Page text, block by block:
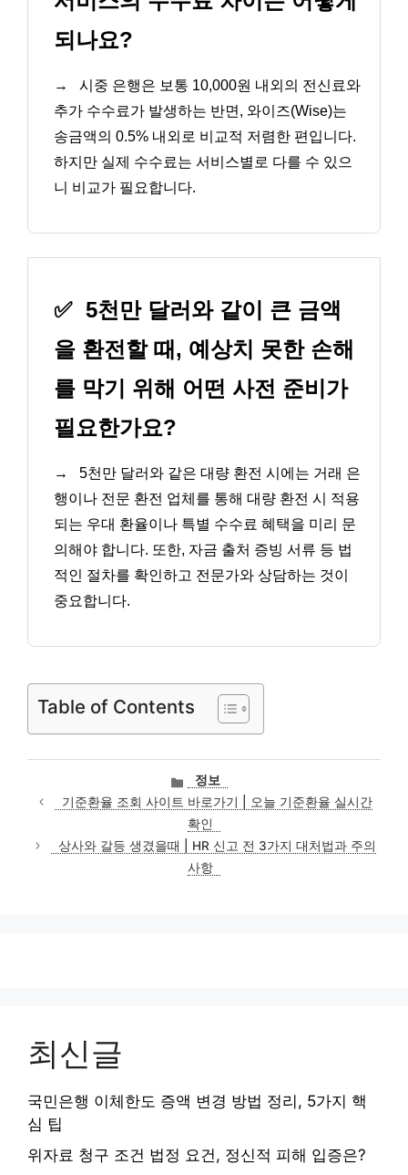
되나요?
→
시중 은행은 보통 10,000원 내외의 전신료와
추가 수수료가 발생하는 반면, 와이즈(Wise)는
송금액의 0.5% 내외로 비교적 저렴한 편입니다.
하지만 실제 수수료는 서비스별로 다를 수 있으
니 비교가 필요합니다.
✅ 5천만 달러와 같이 큰 금액
을 환전할 때, 예상치 못한 손해
를 막기 위해 어떤 사전 준비가
필요한가요?
→
5천만 달러와 같은 대량 환전 시에는 거래 은
행이나 전문 환전 업체를 통해 대량 환전 시 적용
되는 우대 환율이나 특별 수수료 혜택을 미리 문
의해야 합니다. 또한, 자금 출처 증빙 서류 등 법
적인 절차를 확인하고 전문가와 상담하는 것이
중요합니다.
Table of Contents
카
테
고
리
정보
기준환율 조회 사이트 바로가기 | 오늘 기준환율 실시간
확인
상사와 갈등 생겼을때 | HR 신고 전 3가지 대처법과 주의
사항
최신글
국민은행 이체한도 증액 변경 방법 정리, 5가지 핵
심 팁
위자료 청구 조건 법정 요건, 정신적 피해 입증은?